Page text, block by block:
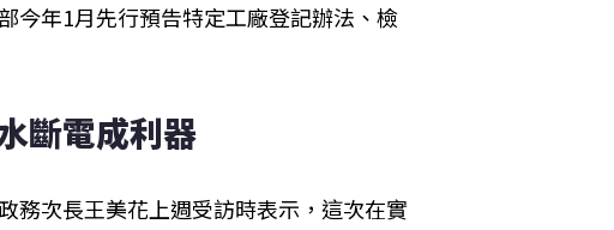
今年1月先行預告特定工廠登記辦法、檢
斷電成利器
務次長王美花上週受訪時表示，這次在實